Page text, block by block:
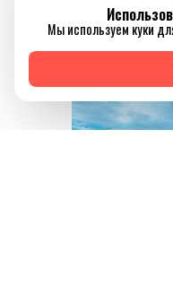
отключиться
привычного
Мы используем куки